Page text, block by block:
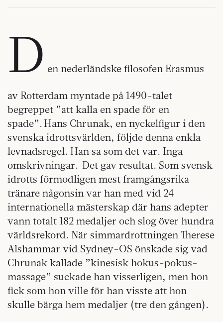
D en nederländske filosofen Erasmus
av Rotterdam myntade på 1490-talet
begreppet ”att kalla en spade för en
spade”. Hans Chrunak, en nyckelfigur i den
svenska idrottsvärlden, följde denna enkla
levnadsregel. Han sa som det var. Inga
omskrivningar. Det gav resultat. Som svensk
idrotts förmodligen mest framgångsrika
tränare någonsin var han med vid 24
internationella mästerskap där hans adepter
vann totalt 182 medaljer och slog över hundra
världsrekord. När simmardrottningen Therese
Alshammar vid Sydney-OS önskade sig vad
Chrunak kallade ”kinesisk hokus-pokus-
massage” suckade han visserligen, men hon
fick som hon ville för han visste att hon
skulle bärga hem medaljer (tre den gången).